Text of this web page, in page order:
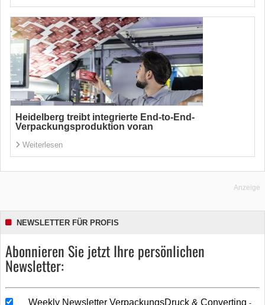
Heidelberg treibt integrierte End-to-End-
Verpackungsproduktion voran
Weiterlesen
Anzeige
NEWSLETTER FÜR PROFIS
Abonnieren Sie jetzt Ihre persönlichen
Newsletter:
Weekly Newsletter VerpackungsDruck & Converting